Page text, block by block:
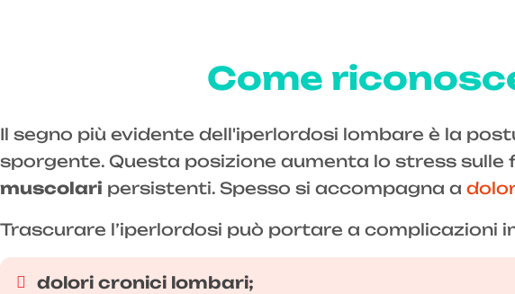
Come
Il segno più evidente dell'iperlordosi lombare è la
sporgente. Questa posizione aumenta lo stress
muscolari persistenti. Spesso si accompagna a
Trascurare l’iperlordosi può portare a complicazioni
dolori cronici lombari;